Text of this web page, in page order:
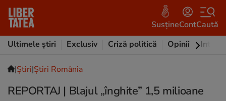
SusțineContCaută
Ultimele știri
Exclusiv Criză politică Opinii
|Ştiri|Știri România
REPORTAJ | Blajul „înghite” 1,5 milioane